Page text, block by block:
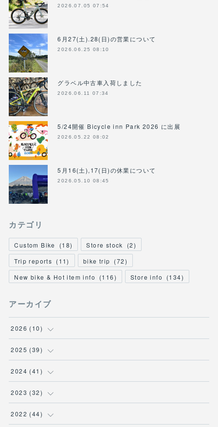
2026.07.05 07:54
6月27(土).28(日)の営業について
2026.06.25 08:10
グラベル中古車入荷しました
2026.06.11 07:34
5/24開催 Bicycle inn Park 2026 に出展
2026.05.22 08:02
5月16(土),17(日)の休業について
2026.05.10 08:45
カテゴリ
Custom Bike (18) Store stock (2)
Trip reports (11) bike trip (72)
New bike & Hot item info
(116) Store info (134)
アーカイブ
2026 (10)
(1)
( 2 )
(3)
( 2 )
2025 (39)
(2 )
(2)
( 2 )
2024 (41 )
(6)
( 4 )
2023 (32)
(2)
2022 (44)